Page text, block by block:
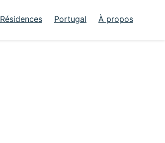
Résidences Portugal À propos